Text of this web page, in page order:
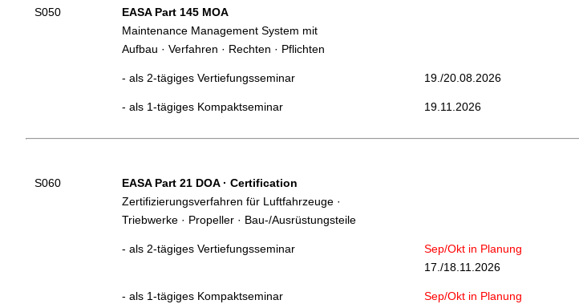
S050 EASA Part 145 MOA
Maintenance Management System mit
Aufbau · Verfahren · Rechten · Pflichten
- als 2-tägiges Vertiefungsseminar 19./20.08.2026
- als 1-tägiges Kompaktseminar 19.11.2026
S060 EASA Part 21 DOA · Certification
Zertifizierungsverfahren für Luftfahrzeuge ·
Triebwerke · Propeller · Bau-/Ausrüstungsteile
- als 2-tägiges Vertiefungsseminar
Sep/Okt in Planung
17./18.11.2026
- als 1-tägiges Kompaktseminar Sep/Okt in Planung